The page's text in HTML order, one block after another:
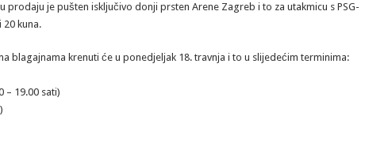
prodaju je pušten isključivo donji prsten Arene Zagreb i to za utakmicu s PSG-
20 kuna.
blagajnama krenuti će u ponedjeljak 18. travnja i to u slijedećim terminima:
– 19.00 sati)